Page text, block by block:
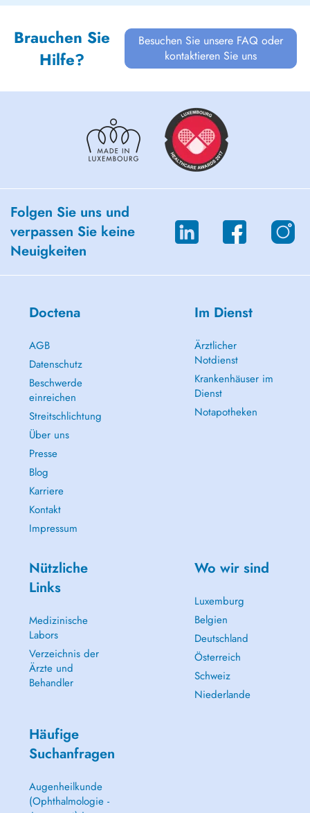
Brauchen Sie
Hilfe?
Besuchen Sie unsere FAQ oder
kontaktieren Sie uns
Folgen Sie uns und
verpassen Sie keine
Neuigkeiten
Doctena
AGB
Datenschutz
Beschwerde
einreichen
Streitschlichtung
Über uns
Presse
Blog
Karriere
Kontakt
Impressum
Im Dienst
Ärztlicher
Notdienst
Krankenhäuser im
Dienst
Notapotheken
Nützliche
Links
Medizinische
Labors
Verzeichnis der
Ärzte und
Behandler
Wo wir sind
Luxemburg
Belgien
Deutschland
Österreich
Schweiz
Niederlande
Häufige
Suchanfragen
Augenheilkunde
(Ophthalmologie -